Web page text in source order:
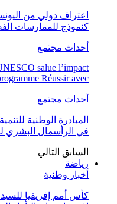
اعتراف دولي من
كنموذج للممارسات
أحداث مجتمع
salue l’impact
Réussir avec…
أحداث مجتمع
المبادرة الوطنية
في الرأسمال البشري
السابق التالي
رياضة
أخبار وطنية
كأس أمم إفريقيا